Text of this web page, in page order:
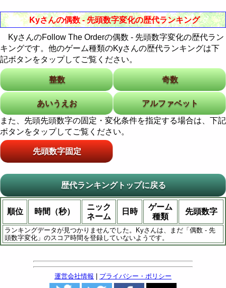
Kyさんの偶数 - 先頭数字変化の歴代ランキング
KyさんのFollow The Orderの偶数 - 先頭数字変化の歴代ラン
キングです。他のゲーム種類のKyさんの歴代ランキングは下
記ボタンをタップしてご覧ください。
整数 奇数
あいうえお
アルファベット
また、先頭先頭数字の固定・変化条件を指定する場合は、下記
ボタンをタップしてご覧ください。
先頭数字固定
歴代ランキングトップに戻る
順位 時間（秒）
ニック
ネーム
日時
ゲーム
種類
先頭数字
ランキングデータが見つかりませんでした。Kyさんは、まだ「偶数 - 先
頭数字変化」のスコア時間を登録していないようです。
運営会社情報 プライバシー・ポリシー